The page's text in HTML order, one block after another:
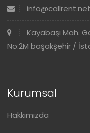
info@callrent.net
Kayabaşı Mah.
No:2M başakşehir /
Kurumsal
Hakkımızda